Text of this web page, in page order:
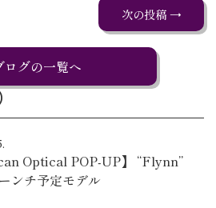
次の投稿 →
ログの一覧へ
Optical POP-UP】 “Flynn”
ンチ予定モデル